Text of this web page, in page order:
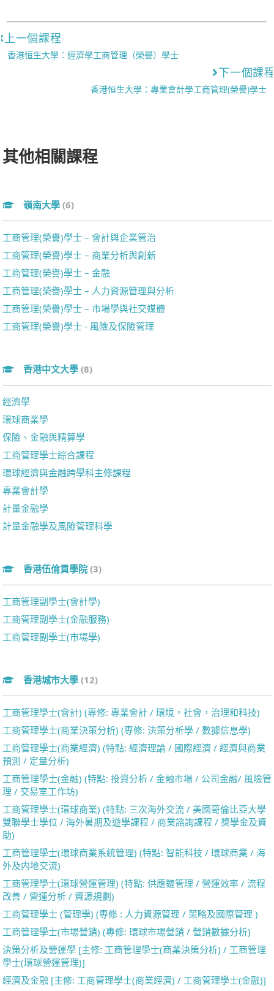
上一個課程
香港恒生大學：經濟學工商管理（榮譽）學士
下一個課
香港恒生大學：專業會計學工商管理(榮譽)學士
其他相關課程
嶺南大學 (6)
工商管理(榮譽)學士 – 會計與企業管治
工商管理(榮譽)學士 – 商業分析與創新
工商管理(榮譽)學士 – 金融
工商管理(榮譽)學士 – 人力資源管理與分析
工商管理(榮譽)學士 – 市場學與社交媒體
工商管理(榮譽)學士 - 風險及保險管理
香港中文大學 (8)
經濟學
環球商業學
保險、金融與精算學
工商管理學士綜合課程
環球經濟與金融跨學科主修課程
專業會計學
計量金融學
計量金融學及風險管理科學
香港伍倫貢學院 (3)
工商管理副學士(會計學)
工商管理副學士(金融服務)
工商管理副學士(市場學)
香港城市大學 (12)
工商管理學士(會計) (專修: 專業會計 / 環境，社會，治理和科技)
工商管理學士(商業決策分析) (專修: 決策分析學 / 數據信息學)
工商管理學士(商業經濟) (特點: 經濟理論 / 國際經濟 / 經濟與商業
預測 / 定量分析)
工商管理學士(金融) (特點: 投資分析 / 金融市場 / 公司金融/ 風險管
理 / 交易室工作坊)
工商管理學士(環球商業) (特點: 三次海外交流 / 美國哥倫比亞大學
雙聯學士學位 / 海外暑期及遊學課程 / 商業諮詢課程 / 獎學金及資
助)
工商管理學士(環球商業系統管理) (特點: 智能科技 / 環球商業 / 海
外及内地交流)
工商管理學士(環球營運管理) (特點: 供應鏈管理 / 營運效率 / 流程
改善 / 營運分析 / 資源規劃)
工商管理學士 (管理學) (專修 : 人力資源管理 / 策略及國際管理 )
工商管理學士(市場營銷) (專修: 環球市場營銷 / 營銷數據分析)
決策分析及營運學 [主修: 工商管理學士(商業決策分析) / 工商管理
學士(環球營運管理)]
經濟及金融 [主修: 工商管理學士(商業經濟) / 工商管理學士(金融)]